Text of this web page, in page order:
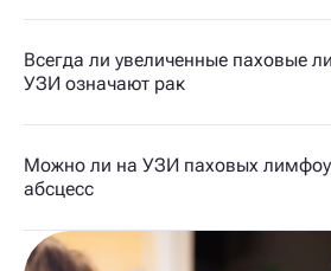
Всегда ли увеличенные паховые
УЗИ означают рак
Можно ли на УЗИ паховых
абсцесс